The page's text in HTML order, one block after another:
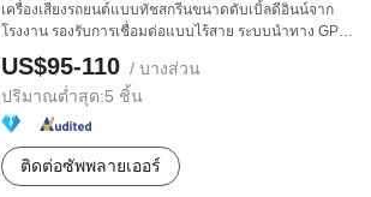
เครื่องเสียงรถยนต์แบบทัชสกรีนขนาดดับเบิ้ลดีอินน์จาก
โรงงาน รองรับการเชื่อมต่อแบบไร้สาย ระบบนำทาง GPS
US$95-110 / บางส่วน
ปริมาณต่ำสุด:5 ชิ้น
ติดต่อซัพพลายเออร์